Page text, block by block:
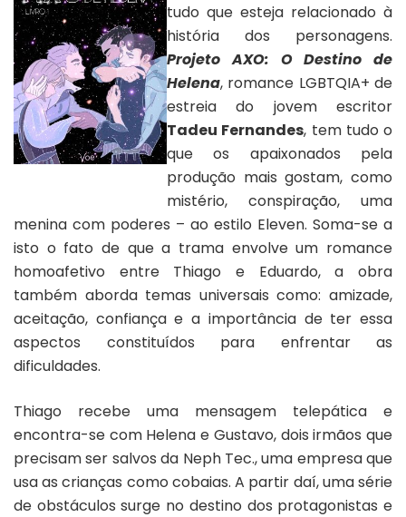
tudo que esteja relacionado à
história dos personagens.
Projeto AXO: O Destino de
Helena, romance LGBTQIA+ de
estreia do jovem escritor
Tadeu Fernandes, tem tudo o
que os apaixonados pela
produção mais gostam, como
mistério, conspiração, uma
menina com poderes – ao estilo Eleven. Soma-se a
isto o fato de que a trama envolve um romance
homoafetivo entre Thiago e Eduardo, a obra
também aborda temas universais como: amizade,
aceitação, confiança e a importância de ter essa
aspectos constituídos para enfrentar as
dificuldades.
Thiago recebe uma mensagem telepática e
encontra-se com Helena e Gustavo, dois irmãos que
precisam ser salvos da Neph Tec., uma empresa que
usa as crianças como cobaias. A partir daí, uma série
de obstáculos surge no destino dos protagonistas e